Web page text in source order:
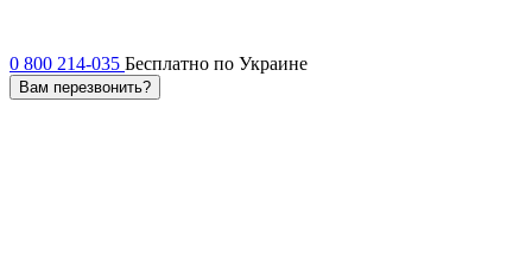
0 800 214-035 Бесплатно по Украине
Вам перезвонить?